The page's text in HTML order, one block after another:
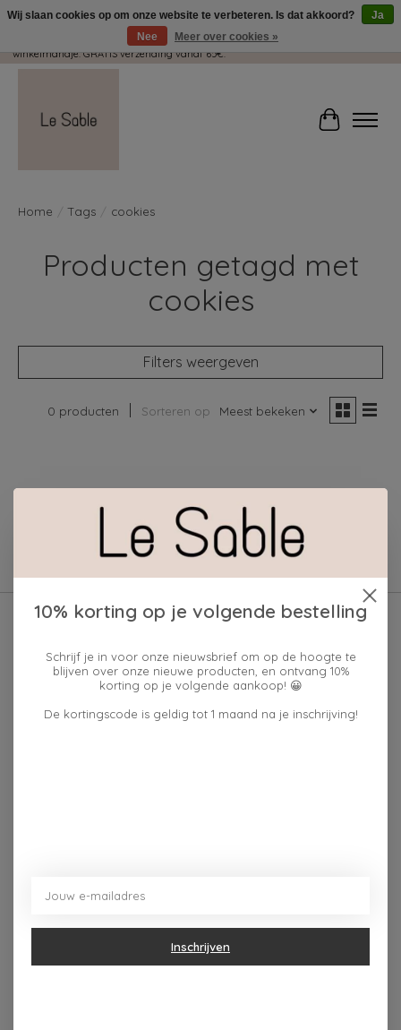
Wij pakken met plezier jouw kadootjes GRATIS in! Duid dit zeker aan in je
winkelmandje. GRATIS verzending vanaf 65€.
Home Tags cookies
Producten getagd met
cookies
Filters weergeven
0 producten Sorteren op Meest bekeken
Geen producten gevonden!
zaterdag 10u - 17u ---zondag maandag gesloten
Categorieën
Wij slaan cookies op om onze website te verbeteren. Is dat akkoord?
Ja
Nee
Meer over cookies »
10% korting op je volgende bestelling
Schrijf je in voor onze nieuwsbrief om op de hoogte te
blijven over onze nieuwe producten, en ontvang 10%
korting op je volgende aankoop! 😀
De kortingscode is geldig tot 1 maand na je inschrijving!
Inschrijven